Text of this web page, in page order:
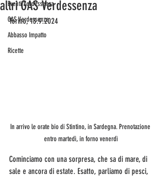
Eventi Verdessenza
GAS Verdessenza
Abbasso Impatto
Ricette
altri GAS Verdessenza
Torino, 13.9.2024
In arrivo le orate bio di Stintino, in Sardegna. Prenotazione
entro martedì, in forno venerdì
Cominciamo con una sorpresa, che sa di mare, di
sale e ancora di estate. Esatto, parliamo di pesci,